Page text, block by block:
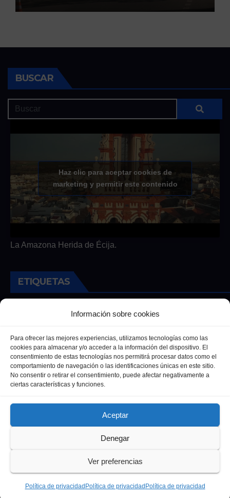
Información sobre cookies
Para ofrecer las mejores experiencias, utilizamos tecnologías como las
cookies para almacenar y/o acceder a la información del dispositivo. El
consentimiento de estas tecnologías nos permitirá procesar datos como el
comportamiento de navegación o las identificaciones únicas en este sitio.
No consentir o retirar el consentimiento, puede afectar negativamente a
ciertas características y funciones.
Aceptar
Denegar
Ver preferencias
Política de privacidad Política de privacidad Política de privacidad
BUSCAR
Haz clic para aceptar cookies de
marketing y permitir este contenido
La Amazona Herida de Écija.
ETIQUETAS
Andalucía Cultura Deportes